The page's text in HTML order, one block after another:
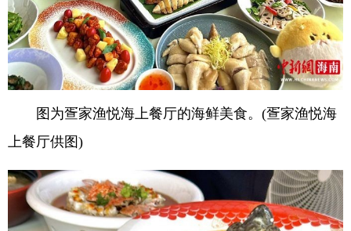
图为疍家渔悦海上餐厅的海鲜美食。(疍家渔悦海
上餐厅供图)